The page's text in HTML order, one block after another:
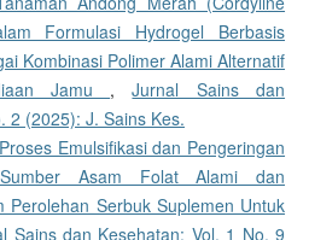
Formulasi Hydrogel Berbasis
Kombinasi Polimer Alami Alternatif
Jamu ,Jurnal Sains dan
2 (2025): J. Sains Kes.
Proses Emulsifikasi dan Pengeringan
Asam Folat Alami dan
Perolehan Serbuk Suplemen Untuk
Sains dan Kesehatan: Vol. 1 No. 9